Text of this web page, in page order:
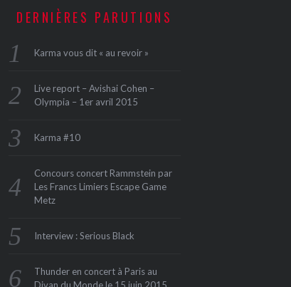
DERNIÈRES PARUTIONS
Karma vous dit « au revoir »
Live report – Avishai Cohen –
Olympia – 1er avril 2015
Karma #10
Concours concert Rammstein par
Les Francs Limiers Escape Game
Metz
Interview : Serious Black
Thunder en concert à Paris au
Divan du Monde le 15 juin 2015